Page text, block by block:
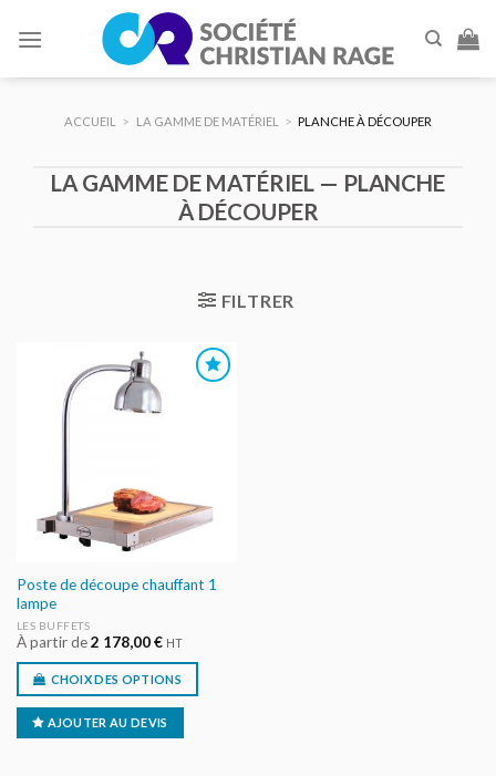
ACCUEIL > LA GAMME DE MATÉRIEL > PLANCHE À DÉCOUPER
LA GAMME DE MATÉRIEL — PLANCHE
À DÉCOUPER
FILTRER
AJOUTER
AU DEVIS
Poste de découpe chauffant 1
lampe
LES BUFFETS
À partir de2 178,00€ HT
CHOIX DES OPTIONS
AJOUTER AU DEVIS